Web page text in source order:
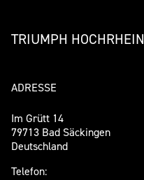
TRIUMPH HOCHRHEIN
ADRESSE
Im Grütt 14
79713 Bad Säckingen
Deutschland
Telefon: